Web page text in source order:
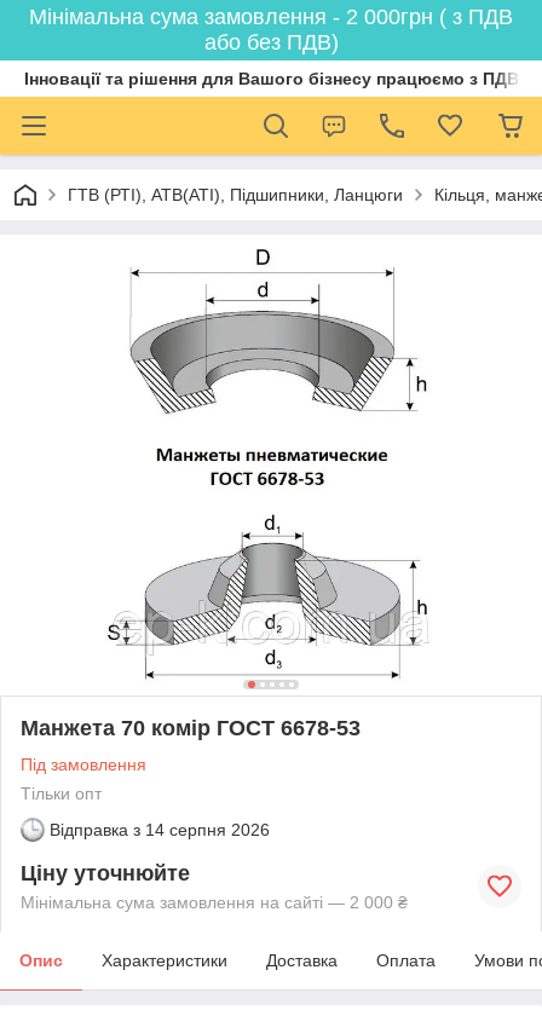
Мінімальна сума замовлення - 2 000грн ( з ПДВ
або без ПДВ)
Інновації та рішення для Вашого бізнесу працюємо з ПДВ
ГТВ (РТI), АТВ(АТI), Пiдшипники, Ланцюги Кільця,
Манжета 70 комір ГОСТ 6678-53
Під замовлення
Тільки опт
Відправка з 14 серпня 2026
Ціну уточнюйте
Мінімальна сума замовлення на сайті — 2 000 ₴
Опис Характеристики Доставка Оплата Умови